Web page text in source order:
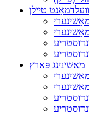
וועלדמאַנט טיילן
מאַשינינג פּאַרץ